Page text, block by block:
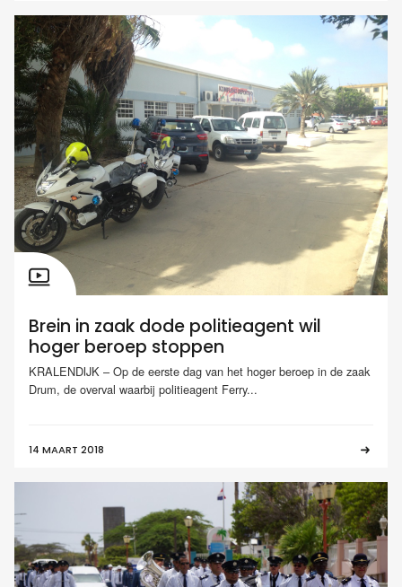
Brein in zaak dode politieagent wil
hoger beroep stoppen
KRALENDIJK – Op de eerste dag van het hoger beroep in de zaak
Drum, de overval waarbij politieagent Ferry...
14 MAART 2018